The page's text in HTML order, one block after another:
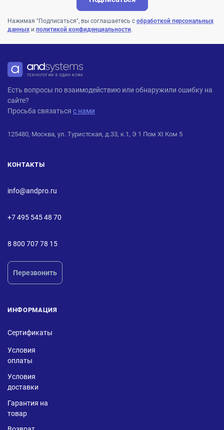
Нажимая "Подписаться", вы соглашаетесь с обработкой персональных
данных и политикой конфиденциальности.
ANDPRO
Есть вопросы по взаимодействию или обнаружили ошибку на
сайте?
Просьба связаться с нами
125480, Москва, ул. Туристская, д.33, к.1, Э 1 Пом XI Ком 5
КОНТАКТЫ
info@andpro.ru
+7 495 545 48 70
8 800 707 78 15
Перезвонить
ИНФОРМАЦИЯ
Сертификаты
Условия
оплаты
Условия
доставки
Гарантия на
товар